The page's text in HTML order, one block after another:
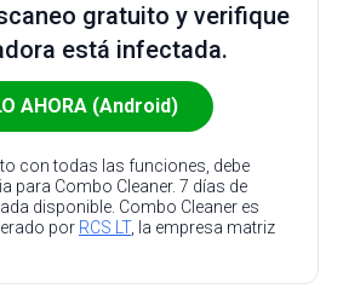
gratuito y verifique
está infectada.
AHORA (Android)
con todas las funciones, debe
para Combo Cleaner. 7 días de
disponible. Combo Cleaner es
por RCS LT, la empresa matriz